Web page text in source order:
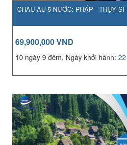
CHÂU ÂU 5 NƯỚC: PHÁP - THỤY
69,900,000 VND
10 ngày 9 đêm, Ngày khởi hành: